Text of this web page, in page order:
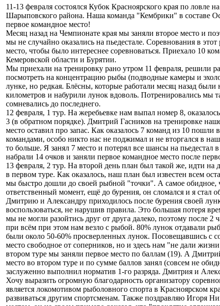
11-13 февраля состоялся Кубок Красноярского края по ловле
Шарыповского района. Наша команда "Кембрики" в составе
первое командное место!
Месяц назад на Чемпионате края мы заняли второе место и
мы не случайно оказались на пьедестале. Соревнования в
место, чтобы было интереснее соревноваться. Приехало 10
Кемеровской области и Бурятии.
Мы приехали на тренировку рано утром 11 февраля, решили
посмотреть на концентрацию рыбы (подводные камеры и
лунке, но редкая. Блёсны, которые работали месяц назад
километров и набурили лунок вдоволь. Потренировались мы
сомневались до последнего.
12 февраля, 1 тур. На жеребьевке нам выпал номер 8,
3 (в обратном порядке). Дмитрий Гасников на тренировке
место оставил про запас. Как оказалось 7 команд из 10
командами, особо никто нас не поджимал и не вторгался в
то больше. Я занял 7 место и потерял все шансы на пьедестал
набрали 14 очков и заняли первое командное место после
13 февраля, 2 тур. На второй день план был такой же, идти на
в первом туре. Как оказалось, наш план был известен всем
мы быстро дошли до своей рыбной "точки". А самое обидное,
ответственный момент, ещё до бурения, он сломался и я стал
Дмитрию и Александру приходилось после бурения своей
воспользоваться, не нарушив правила. Это большая потеря
мы не могли разойтись друг от друга далеко, поэтому после
при всём при этом нам везло с рыбой. 80% лунок отдавали
были около 50-60% просверленных лунок. Посовещавшись с
место свободное от соперников, но и здесь нам "не дали
втором туре мы заняли первое место по баллам (19). А
место во втором туре и по сумме баллов занял (совсем не
заслуженно выполнил норматив 1-го разряда. Дмитрия и
Хочу выразить огромную благодарность организатору
является локомотивом рыболовного спорта в Красноярском
развиваться другим спортсменам. Также поздравляю Игоря